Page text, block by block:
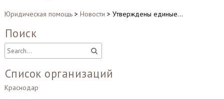
Юридическая помощь> Новости > Утверждены единые…
Поиск
Список организаций
Краснодар